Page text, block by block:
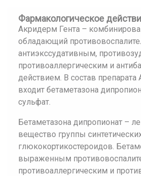
Фармакологическое
Акридерм Гента –
обладающий
антиэкссудативным,
противоаллергическим и
действием. В состав препарата
входит бетаметазона
сульфат.
Бетаметазона дипропионат –
вещество группы
глюкокортикостероидов.
выраженным
противоаллергическим и